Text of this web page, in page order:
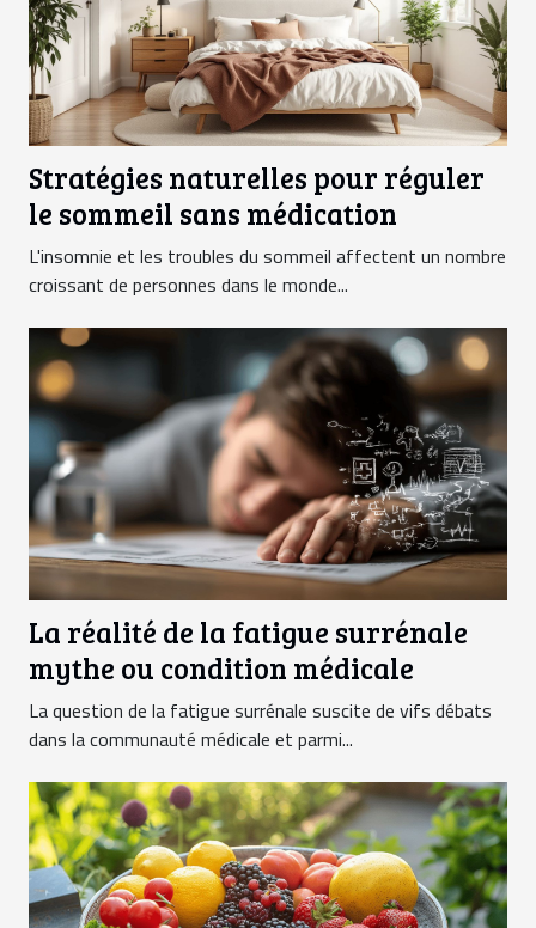
Stratégies naturelles pour réguler
le sommeil sans médication
L'insomnie et les troubles du sommeil affectent un nombre
croissant de personnes dans le monde...
La réalité de la fatigue surrénale
mythe ou condition médicale
La question de la fatigue surrénale suscite de vifs débats
dans la communauté médicale et parmi...